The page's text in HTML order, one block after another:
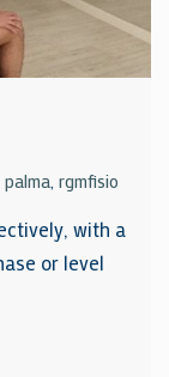
, rgmfisio
with a
or level